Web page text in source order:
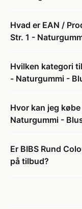
Hvad er EAN /
Str. 1 -
Hvilken kategori
- Naturgummi -
Hvor kan jeg
Naturgummi -
Er BIBS Rund
på tilbud?